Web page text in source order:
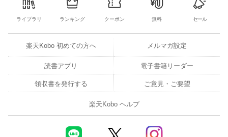
ライブラリ ランキング クーポン 無料 セール
楽天Kobo 初めての方へ メルマガ設定
読書アプリ 電子書籍リーダー
領収書を発行する ご意見・ご要望
楽天Kobo ヘルプ